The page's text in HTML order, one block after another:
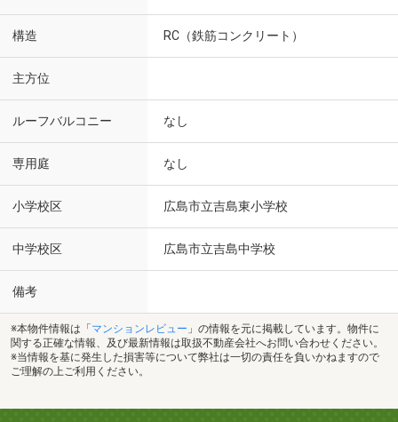
構造 RC（鉄筋コンクリート）
主方位
ルーフバルコニー なし
専用庭 なし
小学校区 広島市立吉島東小学校
中学校区 広島市立吉島中学校
備考
※本物件情報は「 マンションレビュー 」の情報を元に掲載しています。物件に
関する正確な情報、及び最新情報は取扱不動産会社へお問い合わせください。
※当情報を基に発生した損害等について弊社は一切の責任を負いかねますので
ご理解の上ご利用ください。